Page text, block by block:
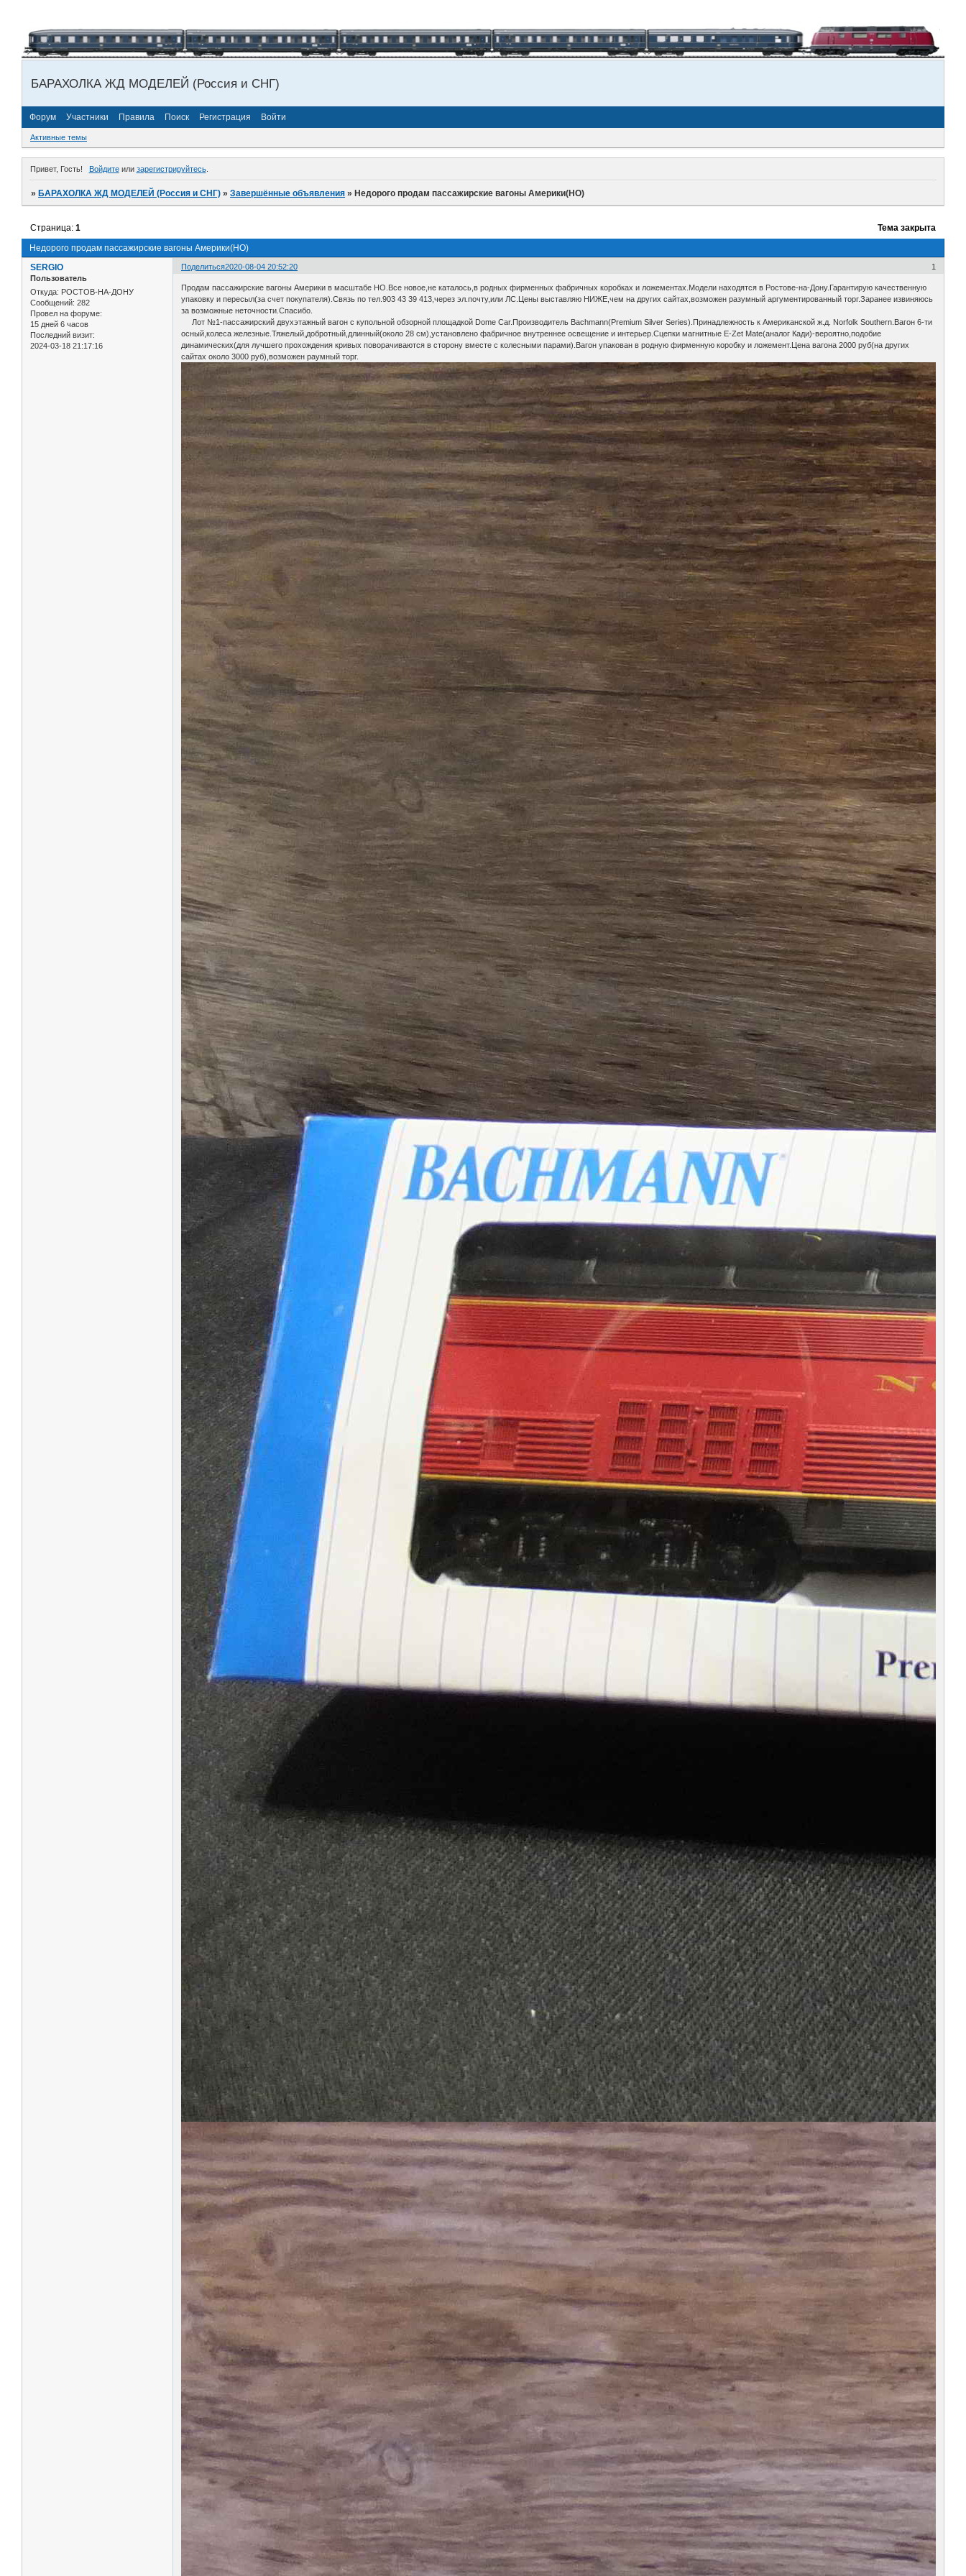
БАРАХОЛКА ЖД МОДЕЛЕЙ (Россия и СНГ)
Форум Участники Правила Поиск Регистрация Войти
Активные темы
Привет, Гость! Войдитеили зарегистрируйтесь.
»БАРАХОЛКА ЖД МОДЕЛЕЙ (Россия и СНГ) »Завершённые объявления »Недорого продам пассажирские вагоны Америки(HO)
Недорого продам пассажирские вагоны Америки(HO)
Страница:1 Тема закрыта
Поделиться 1
2020-08-04 20:52:20
SERGIO
Пользователь
Откуда: РОСТОВ-НА-ДОНУ
Сообщений: 282
Провел на форуме:
15 дней 6 часов
Последний визит:
2024-03-18 21:17:16
Продам пассажирские вагоны Америки в масштабе НО.Все новое,не каталось,в родных фирменных фабричных коробках и ложементах.Модели находятся в Ростове-на-Дону.Гарантирую качественную
упаковку и пересыл(за счет покупателя).Связь по тел.903 43 39 413,через эл.почту,или ЛС.Цены выставляю НИЖЕ,чем на других сайтах,возможен разумный аргументированный торг.Заранее извиняюсь
за возможные неточности.Спасибо.
Лот №1-пассажирский двухэтажный вагон с купольной обзорной площадкой Dome Car.Производитель Bachmann(Premium Silver Series).Принадлежность к Американской ж.д. Norfolk Southern.Вагон 6-ти
осный,колеса железные.Тяжелый,добротный,длинный(около 28 см),установлено фабричное внутреннее освещение и интерьер.Сцепки магнитные E-Zet Mate(аналог Кади)-вероятно,подобие
динамических(для лучшего прохождения кривых поворачиваются в сторону вместе с колесными парами).Вагон упакован в родную фирменную коробку и ложемент.Цена вагона 2000 руб(на других
сайтах около 3000 руб),возможен раумный торг.